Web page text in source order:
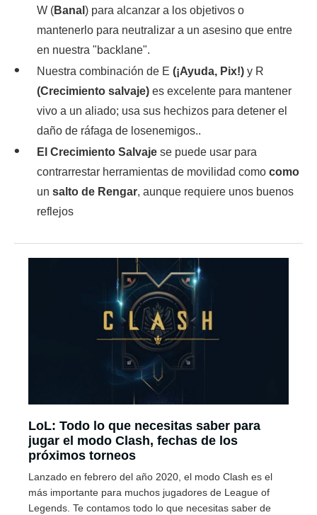
W (Banal ) para alcanzar a los objetivos o
mantenerlo para neutralizar a un asesino que entre
en nuestra "backlane".
Nuestra combinación de E (¡Ayuda, Pix!) y R
(Crecimiento salvaje) es excelente para mantener
vivo a un aliado; usa sus hechizos para detener el
daño de ráfaga de losenemigos..
El Crecimiento Salvaje se puede usar para
contrarrestar herramientas de movilidad como como
un salto de Rengar, aunque requiere unos buenos
reflejos
LoL: Todo lo que necesitas saber para
jugar el modo Clash, fechas de los
próximos torneos
Lanzado en febrero del año 2020, el modo Clash es el
más importante para muchos jugadores de League of
Legends. Te contamos todo lo que necesitas saber de